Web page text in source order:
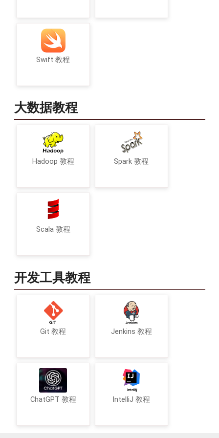
Swift 教程
大数据教程
Hadoop 教程 Spark 教程
Scala 教程
开发工具教程
Git 教程 Jenkins 教程
ChatGPT 教程 IntelliJ 教程